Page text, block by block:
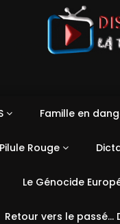
Famille en
Pilule Rouge
Le Génocide
Retour vers le